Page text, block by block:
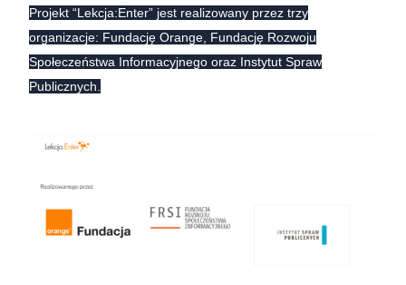
Projekt “Lekcja:Enter” jest realizowany przez trzy
organizacje: Fundację Orange, Fundację Rozwoju
Społeczeństwa Informacyjnego oraz Instytut Spraw
Publicznych.